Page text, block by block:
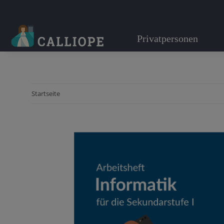
Privatpersonen
Startseite